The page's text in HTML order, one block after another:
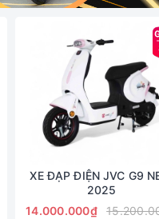
XE ĐẠP ĐIỆN JVC G9
2025
14.000.000₫